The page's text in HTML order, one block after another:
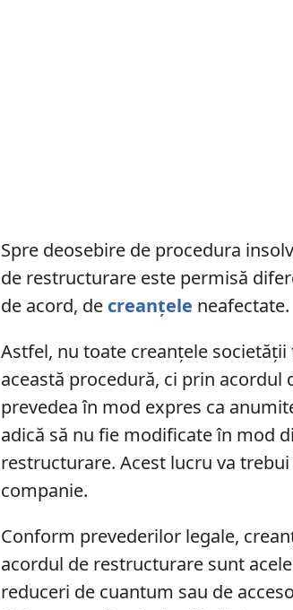
Spre deosebire de procedura
de restructurare este permisă
de acord, de creanțele neafectate.
Astfel, nu toate creanțele
această procedură, ci prin acordul
prevedea în mod expres ca
adică să nu fie modificate în mod
restructurare. Acest lucru va
companie.
Conform prevederilor legale,
acordul de restructurare sunt
reduceri de cuantum sau de